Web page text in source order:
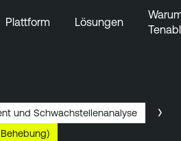
Plattform Lösungen
und Schwachstellenanalyse